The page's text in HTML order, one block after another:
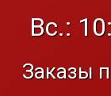
Вс.:
Заказы